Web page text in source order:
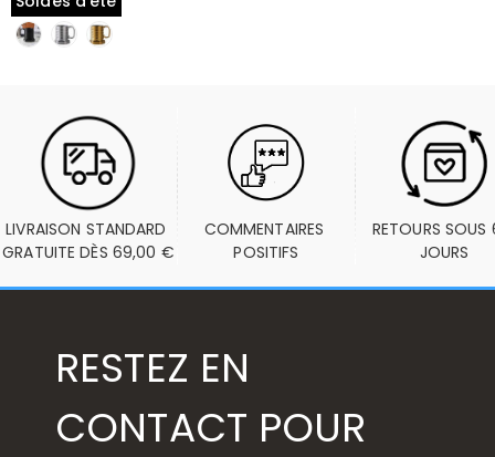
LIVRAISON STANDARD
GRATUITE DÈS 69,00 €
COMMENTAIRES
POSITIFS
RETOURS SOUS
JOURS
RESTEZ EN
CONTACT POUR